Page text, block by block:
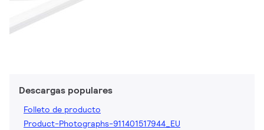
Descargas populares
Folleto de producto
Product-Photographs-911401517944_EU